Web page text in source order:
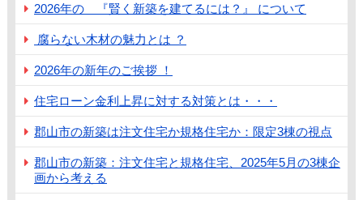
2026年の 『賢く新築を建てるには？』 について
腐らない木材の魅力とは ？
2026年の新年のご挨拶 ！
住宅ローン金利上昇に対する対策とは・・・
郡山市の新築は注文住宅か規格住宅か：限定3棟の視点
郡山市の新築：注文住宅と規格住宅、2025年5月の3棟企
画から考える